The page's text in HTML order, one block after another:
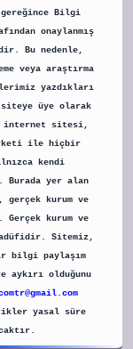
gereğince Bilgi
onaylanmış
Bu nedenle,
veya araştırma
yazdıkları
üye olarak
internet sitesi,
ile hiçbir
kendi
Burada yer alan
kurum ve
Gerçek kurum ve
Sitemiz,
bilgi paylaşım
aykırı olduğunu
yasal süre